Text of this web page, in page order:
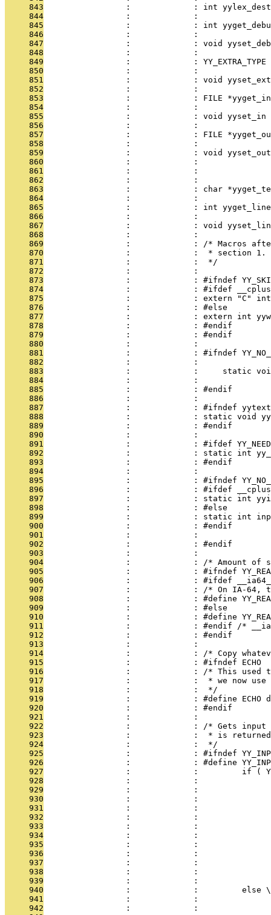
     843
:             : int
     844
                 :             :
     845
:             : int
     846
                 :             :
     847
:             : void
     848
                 :             :
     849
:             : YY_EXTRA_TYPE
     850
                 :             :
     851
:             : void
     852
                 :             :
     853
:             : FILE
     854
                 :             :
     855
:             : void yyset_in
     856
                 :             :
     857
:             : FILE
     858
                 :             :
     859
:             : void
     860
                 :             :
     861
:             :
     862
                 :             :
     863
:             : char
     864
                 :             :
     865
:             : int
     866
                 :             :
     867
:             : void
     868
                 :             :
     869
:             : /* Macros
     870
                 :             :  * section 1.
     871
                 :             :  */
     872
                 :             :
     873
:             : #ifndef
     874
:             : #ifdef
     875
:             : extern "C"
     876
                 :             : #else
     877
:             : extern int
     878
                 :             : #endif
     879
                 :             : #endif
     880
                 :             :
     881
:             : #ifndef
     882
                 :             :
     883
:             :     static
     884
                 :             :
     885
                 :             : #endif
     886
                 :             :
     887
:             : #ifndef
     888
:             : static void
     889
                 :             : #endif
     890
                 :             :
     891
:             : #ifdef
     892
:             : static int
     893
                 :             : #endif
     894
                 :             :
     895
:             : #ifndef
     896
:             : #ifdef
     897
:             : static int
     898
                 :             : #else
     899
:             : static int
     900
                 :             : #endif
     901
                 :             :
     902
                 :             : #endif
     903
                 :             :
     904
:             : /* Amount of
     905
:             : #ifndef
     906
:             : #ifdef
     907
:             : /* On IA-64,
     908
:             : #define
     909
                 :             : #else
     910
:             : #define
     911
:             : #endif /*
     912
                 :             : #endif
     913
                 :             :
     914
:             : /* Copy
     915
                 :             : #ifndef ECHO
     916
:             : /* This used
     917
:             :  * we now use
     918
                 :             :  */
     919
:             : #define ECHO
     920
                 :             : #endif
     921
                 :             :
     922
:             : /* Gets
     923
:             :  * is
     924
                 :             :  */
     925
:             : #ifndef
     926
:             : #define
     927
:             :         if (
     928
:             :
     929
:             :
     930
:             :
     931
:             :
     932
:             :
     933
:             :
     934
:             :
     935
:             :
     936
:             :
     937
:             :
     938
:             :
     939
:             :
     940
                 :             :         else \
     941
:             :
     942
:             :